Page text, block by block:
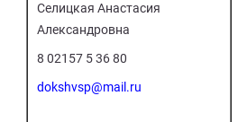
Селицкая Анастасия
Александровна
8 02157 5 36 80
dokshvsp@mail.ru